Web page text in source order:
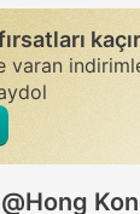
varan